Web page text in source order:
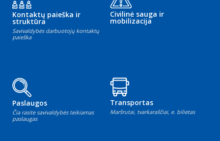
Kontaktų paieška ir
struktūra
Savivaldybės darbuotojų kontaktų
paieška
Civilinė sauga ir
mobilizacija
Paslaugos
Čia rasite savivaldybės teikiamas
paslaugas
Transportas
Maršrutai, tvarkaraščiai, e. bilietas